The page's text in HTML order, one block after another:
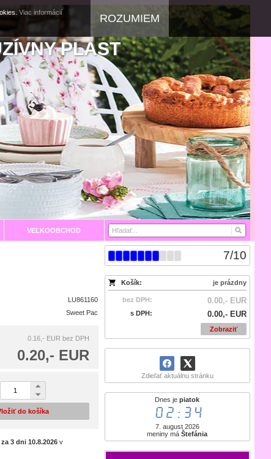
PLAST
VEĽKOOBCHOD
7/10
Košík: je prázdny
bez DPH: 0.00,- EUR
s DPH: 0.00,- EUR
Zobraziť
Zdieľať aktuálnu stránku
Dnes jepiatok
02:34
7. august 2026
meniny máŠtefánia
LU861160
Sweet Pac
0.16,- EUR bez DPH
0.20,- EUR
do košíka
za 3 dni 10.8.2026v
Viac informácií
ROZUMIEM